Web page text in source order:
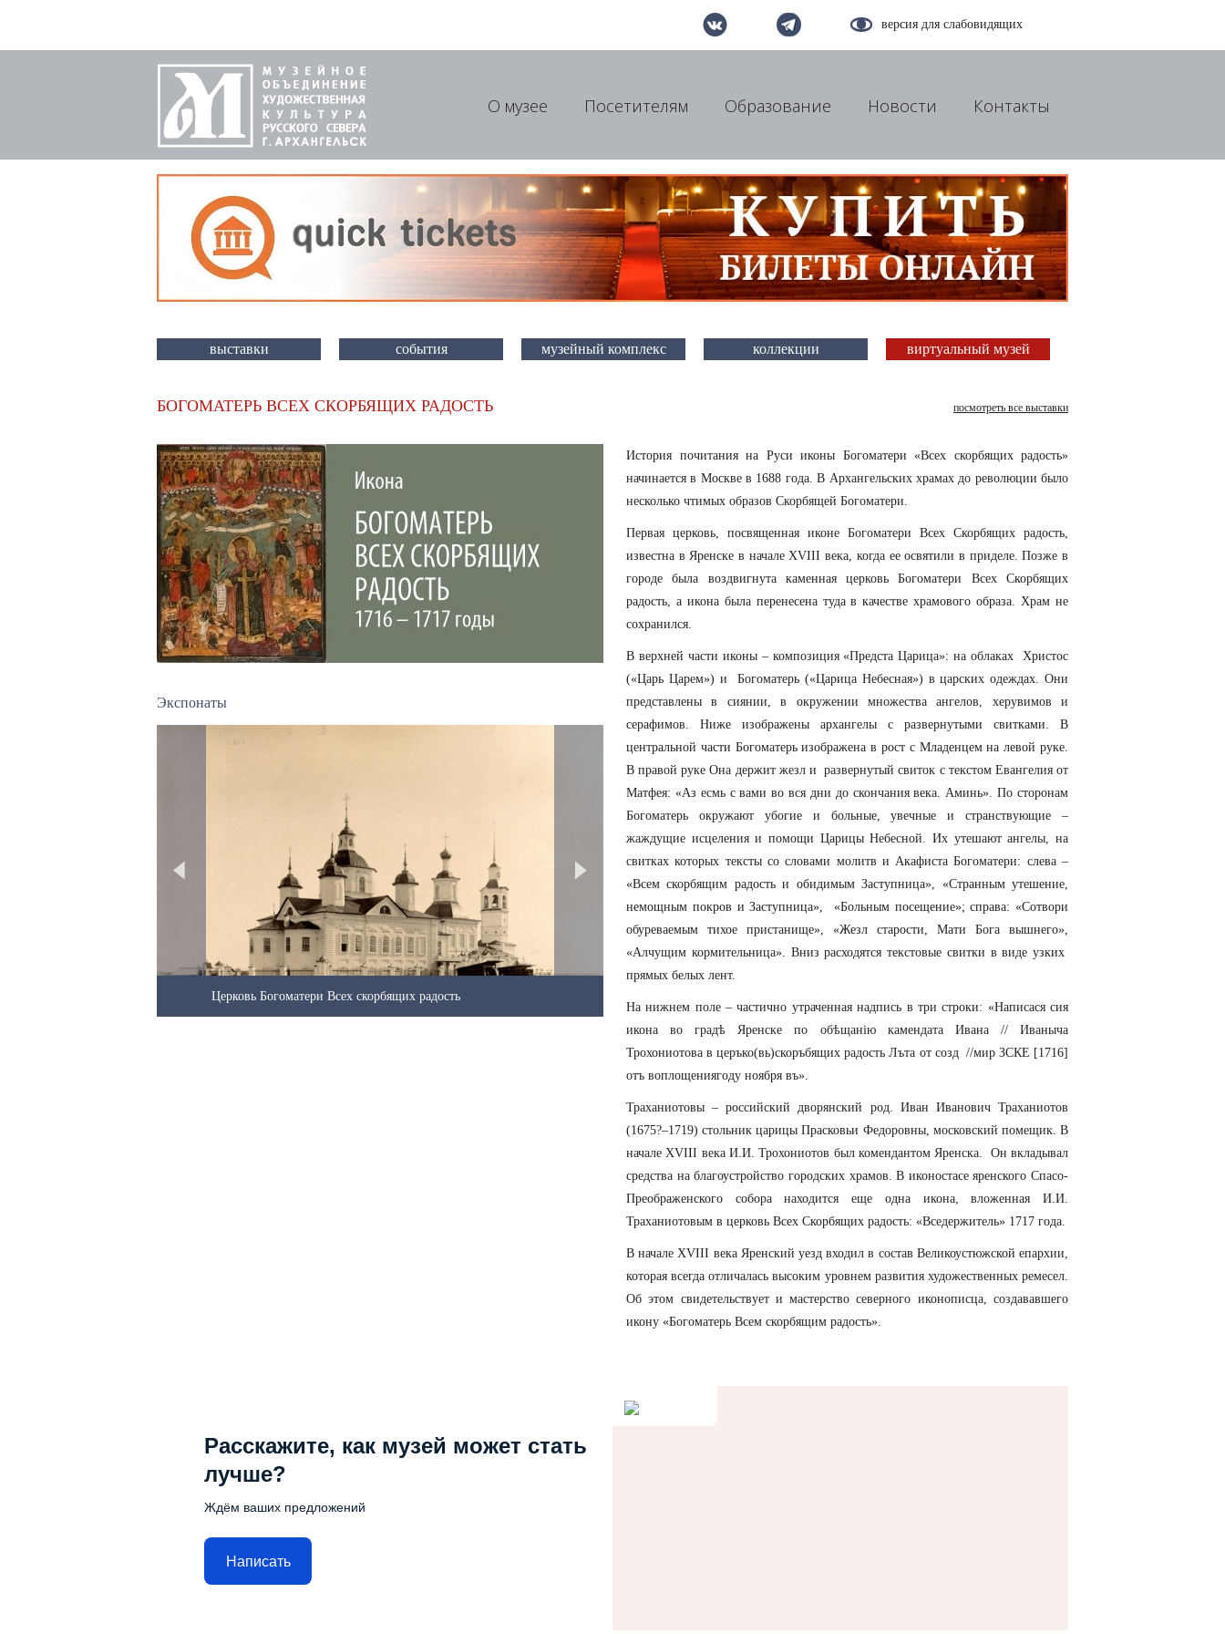
версия для слабовидящих
О музее Посетителям Образование Новости Контакты
выставки события музейный комплекс коллекции виртуальный музей
БОГОМАТЕРЬ ВСЕХ СКОРБЯЩИХ РАДОСТЬ посмотреть все выставки
Экспонаты
Церковь Богоматери Всех скорбящих радость
История почитания на Руси иконы Богоматери «Всех скорбящих радость»
начинается в Москве в 1688 года. В Архангельских храмах до революции было
несколько чтимых образов Скорбящей Богоматери.
Первая церковь, посвященная иконе Богоматери Всех Скорбящих радость,
известна в Яренске в начале ХVIII века, когда ее освятили в приделе. Позже в
городе была воздвигнута каменная церковь Богоматери Всех Скорбящих
радость, а икона была перенесена туда в качестве храмового образа. Храм не
сохранился.
В верхней части иконы – композиция «Предста Царица»: на облаках Христос
(«Царь Царем») и Богоматерь («Царица Небесная») в царских одеждах. Они
представлены в сиянии, в окружении множества ангелов, херувимов и
серафимов. Ниже изображены архангелы с развернутыми свитками. В
центральной части Богоматерь изображена в рост с Младенцем на левой руке.
В правой руке Она держит жезл и развернутый свиток с текстом Евангелия от
Матфея: «Аз есмь с вами во вся дни до скончания века. Аминь». По сторонам
Богоматерь окружают убогие и больные, увечные и странствующие –
жаждущие исцеления и помощи Царицы Небесной. Их утешают ангелы, на
свитках которых тексты со словами молитв и Акафиста Богоматери: слева –
«Всем скорбящим радость и обидимым Заступница», «Странным утешение,
немощным покров и Заступница», «Больным посещение»; справа: «Сотвори
обуреваемым тихое пристанище», «Жезл старости, Мати Бога вышнего»,
«Алчущим кормительница». Вниз расходятся текстовые свитки в виде узких
прямых белых лент.
На нижнем поле – частично утраченная надпись в три строки: «Написася сия
икона во градѣ Яренске по обѣщанiю камендата Ивана // Иваныча
Трохониотова в церъко(вь)скоръбящих радость Лъта от созд //мир ЗСКЕ [1716]
отъ воплощениягоду ноября въ».
Траханиотовы – российский дворянский род. Иван Иванович Траханиотов
(1675?–1719) стольник царицы Прасковьи Федоровны, московский помещик. В
начале ХVIII века И.И. Трохониотов был комендантом Яренска. Он вкладывал
средства на благоустройство городских храмов. В иконостасе яренского Спасо-
Преображенского собора находится еще одна икона, вложенная И.И.
Траханиотовым в церковь Всех Скорбящих радость: «Вседержитель» 1717 года.
В начале ХVIII века Яренский уезд входил в состав Великоустюжской епархии,
которая всегда отличалась высоким уровнем развития художественных ремесел.
Об этом свидетельствует и мастерство северного иконописца, создававшего
икону «Богоматерь Всем скорбящим радость».
Расскажите, как музей может стать
лучше?
Ждём ваших предложений
Написать